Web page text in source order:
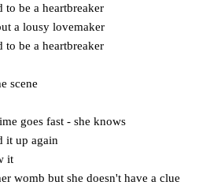
to be a heartbreaker
a lousy lovemaker
to be a heartbreaker
scene
goes fast - she knows
it up again
it
womb but she doesn't have a clue